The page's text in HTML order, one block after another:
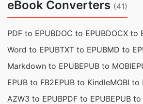
eBook Converters (41)
PDF to EPUBDOC to EPUBDOCX to
Word to EPUBTXT to EPUBMD to
Markdown to EPUBEPUB to MOBI
EPUB to FB2EPUB to KindleMOBI to
AZW3 to EPUBPDF to EPUBEPUB to